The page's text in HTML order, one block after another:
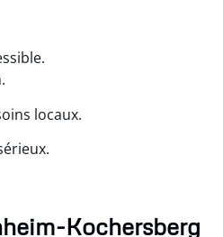
locaux.
Kochersberg